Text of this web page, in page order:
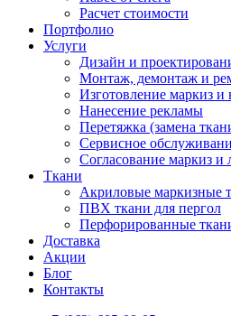
Расчет стоимости
Портфолио
Услуги
Дизайн и
Монтаж, демонтаж и
Изготовление маркиз и
Нанесение рекламы
Перетяжка (замена
Сервисное
Согласование маркиз и
Ткани
Акриловые маркизные
ПВХ ткани для пергол
Перфорированные
Доставка
Акции
Блог
Контакты